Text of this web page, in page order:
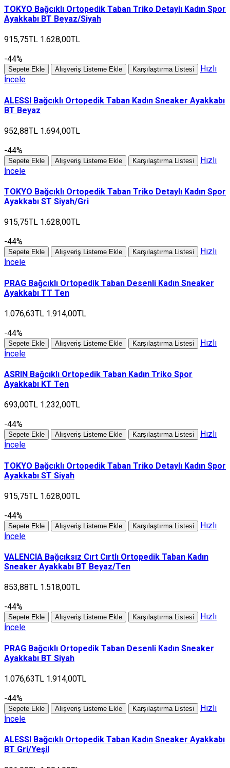
TOKYO Bağcıklı Ortopedik Taban Triko Detaylı Kadın Spor
Ayakkabı BT Beyaz/Siyah
915,75TL 1.628,00TL
-44%
Sepete Ekle Alışveriş Listeme Ekle Karşılaştırma Listesi
Hızlı
İncele
ALESSI Bağcıklı Ortopedik Taban Kadın Sneaker Ayakkabı
BT Beyaz
952,88TL 1.694,00TL
-44%
Sepete Ekle Alışveriş Listeme Ekle Karşılaştırma Listesi
Hızlı
İncele
TOKYO Bağcıklı Ortopedik Taban Triko Detaylı Kadın Spor
Ayakkabı ST Siyah/Gri
915,75TL 1.628,00TL
-44%
Sepete Ekle Alışveriş Listeme Ekle Karşılaştırma Listesi
Hızlı
İncele
PRAG Bağcıklı Ortopedik Taban Desenli Kadın Sneaker
Ayakkabı TT Ten
1.076,63TL 1.914,00TL
-44%
Sepete Ekle Alışveriş Listeme Ekle Karşılaştırma Listesi
Hızlı
İncele
ASRIN Bağcıklı Ortopedik Taban Kadın Triko Spor
Ayakkabı KT Ten
693,00TL 1.232,00TL
-44%
Sepete Ekle Alışveriş Listeme Ekle Karşılaştırma Listesi
Hızlı
İncele
TOKYO Bağcıklı Ortopedik Taban Triko Detaylı Kadın Spor
Ayakkabı ST Siyah
915,75TL 1.628,00TL
-44%
Sepete Ekle Alışveriş Listeme Ekle Karşılaştırma Listesi
Hızlı
İncele
VALENCIA Bağcıksız Cırt Cırtlı Ortopedik Taban Kadın
Sneaker Ayakkabı BT Beyaz/Ten
853,88TL 1.518,00TL
-44%
Sepete Ekle Alışveriş Listeme Ekle Karşılaştırma Listesi
Hızlı
İncele
PRAG Bağcıklı Ortopedik Taban Desenli Kadın Sneaker
Ayakkabı BT Siyah
1.076,63TL 1.914,00TL
-44%
Sepete Ekle Alışveriş Listeme Ekle Karşılaştırma Listesi
Hızlı
İncele
ALESSI Bağcıklı Ortopedik Taban Kadın Sneaker Ayakkabı
BT Gri/Yeşil